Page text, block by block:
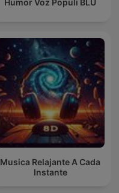
Humor Voz Populi BLU
Musica Relajante A Cada
Instante